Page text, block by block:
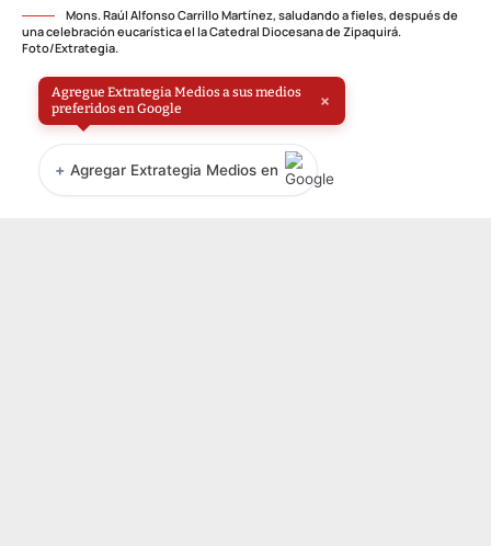
Mons. Raúl Alfonso Carrillo Martínez, saludando a fieles, después de
una celebración eucarística el la Catedral Diocesana de Zipaquirá.
Foto/Extrategia.
Agregue Extrategia Medios a sus medios
preferidos en Google
×
+ Agregar Extrategia Medios en